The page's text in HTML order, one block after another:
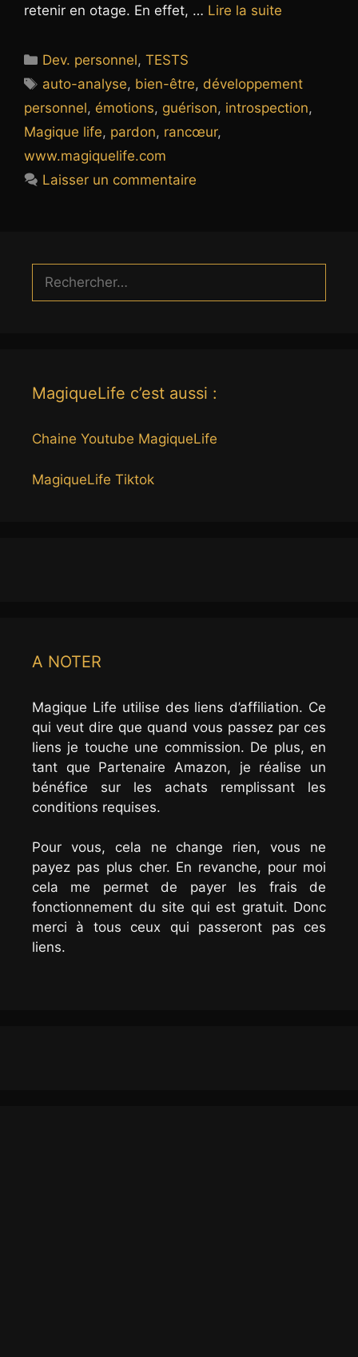
retenir en otage. En effet, … Lire la suite
Catégories
Dev. personnel,TESTS
Étiquettes
auto-analyse, bien-être, développement
personnel, émotions, guérison, introspection,
Magique life, pardon, rancœur,
www.magiquelife.com
Laisser un commentaire
Rechercher :
MagiqueLife c’est aussi :
Chaine Youtube MagiqueLife
MagiqueLife Tiktok
A NOTER
Magique Life utilise des liens d’affiliation. Ce
qui veut dire que quand vous passez par ces
liens je touche une commission. De plus, en
tant que Partenaire Amazon, je réalise un
bénéfice sur les achats remplissant les
conditions requises.
Pour vous, cela ne change rien, vous ne
payez pas plus cher. En revanche, pour moi
cela me permet de payer les frais de
fonctionnement du site qui est gratuit. Donc
merci à tous ceux qui passeront pas ces
liens.